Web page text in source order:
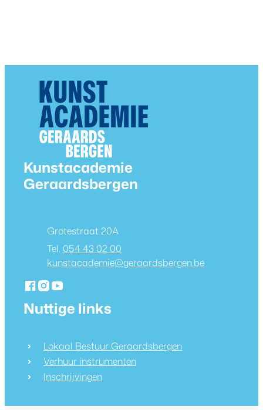
Contact & openingsuren
Kunstacademie
Geraardsbergen
AdresGrotestraat 20A
054 43 02 00
E-mailkunstacademie@geraardsbergen.be
Facebook
Instagram
YouTube
Nuttige links
Lokaal Bestuur Geraardsbergen
Verhuur instrumenten
Inschrijvingen